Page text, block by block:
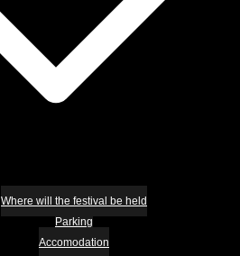
Where will the festival be held
Parking
Accomodation